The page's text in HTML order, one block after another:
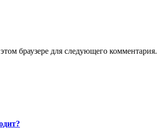
браузере для следующего комментария.